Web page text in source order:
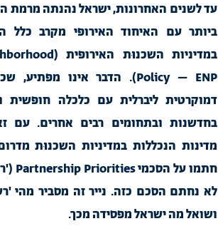
עד לשנים האחרונות, ישראל נהנתה מרמת
ביותר עם האיחוד האירופי מקרב כלל
במדיניות השכנוּת האירופית (
Policy – ENP
). הדבר אינו מפתיע,
דמוקרטית ליברלית עם כלכלה חופשית
מדינות הנכללות במדיניות השכנוּת
חתמו על הסכמיPartnership Priorities
לא נחתם הסכם כזה. נייר זה מסביר מהי
ושואל מה ישראל מפסידה מכך.